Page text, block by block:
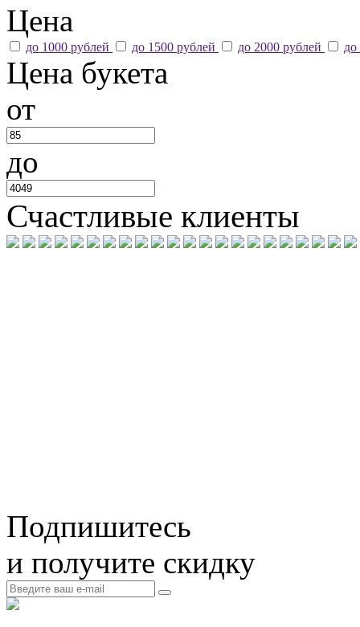
Цена
до 1000 рублей до 1500 рублей до 2000 рублей
Цена букета
от
до
Счастливые клиенты
Подпишитесь
и получите скидку